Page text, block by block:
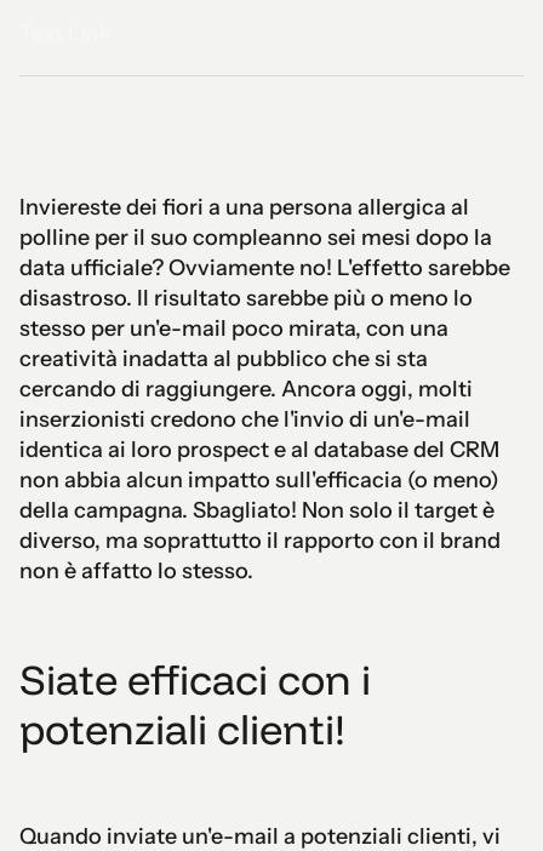
Inviereste dei fiori a una persona allergica al
polline per il suo compleanno sei mesi dopo la
data ufficiale? Ovviamente no! L'effetto sarebbe
disastroso. Il risultato sarebbe più o meno lo
stesso per un'e-mail poco mirata, con una
creatività inadatta al pubblico che si sta
cercando di raggiungere. Ancora oggi, molti
inserzionisti credono che l'invio di un'e-mail
identica ai loro prospect e al database del CRM
non abbia alcun impatto sull'efficacia (o meno)
della campagna. Sbagliato! Non solo il target è
diverso, ma soprattutto il rapporto con il brand
non è affatto lo stesso.
Siate efficaci con i
potenziali clienti!
Quando inviate un'e-mail a potenziali clienti, vi